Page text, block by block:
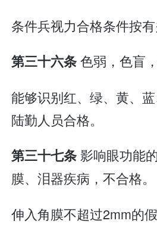
条件兵视力合格条件按有
第三十六条色弱，色盲
能够识别红、绿、黄、
陆勤人员合格。
第三十七条影响眼功能
膜、泪器疾病，不合格。
伸入角膜不超过2mm的